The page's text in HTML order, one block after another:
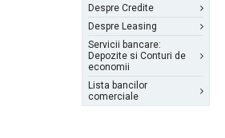
Despre Credite
Despre Leasing
Servicii bancare:
Depozite si Conturi de
economii
Lista bancilor
comerciale